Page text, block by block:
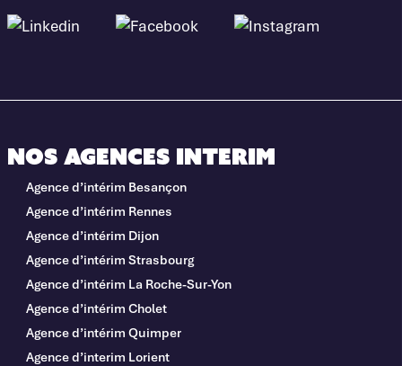
Nos agences interim
Agence d’intérim Besançon
Agence d’intérim Rennes
Agence d’intérim Dijon
Agence d’intérim Strasbourg
Agence d’intérim La Roche-Sur-Yon
Agence d’intérim Cholet
Agence d’intérim Quimper
Agence d’interim Lorient